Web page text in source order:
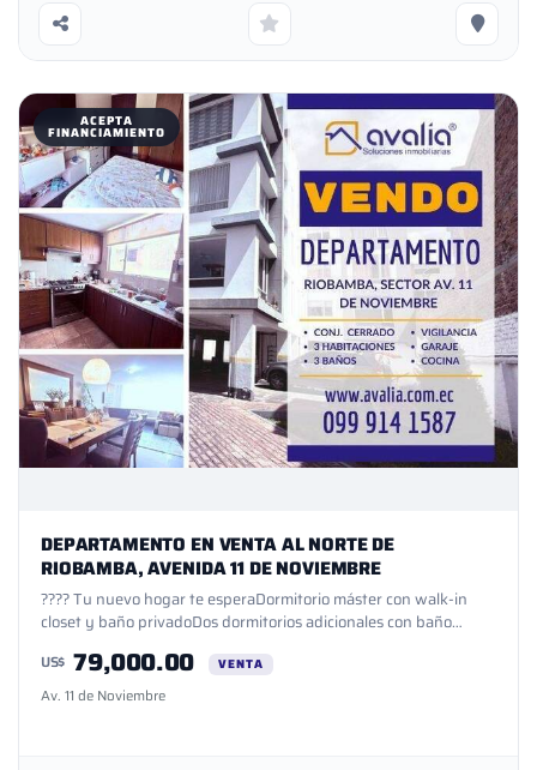
DEPARTAMENTO EN VENTA AL NORTE DE
RIOBAMBA, AVENIDA 11 DE NOVIEMBRE
???? Tu nuevo hogar te esperaDormitorio máster con walk-in
closet y baño privadoDos dormitorios adicionales con baño
de granitoÁrea de lavandería independienteBaño socialGaraje y
bodegaAmplia área social para compartir momentos únicos✨
US$ 79,000.00 VENTA
Av. 11 de Noviembre
ACEPTA
FINANCIAMIENTO